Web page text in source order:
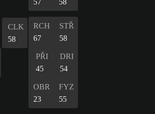
CLK
58
RCH
67
STŘ
58
PŘI
45
DRI
54
OBR
23
FYZ
55